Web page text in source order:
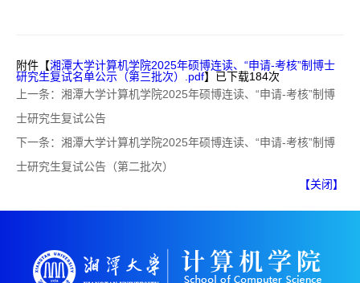
附件【湘潭大学计算机学院2025年硕博连读、“申请-考核”制博士
研究生复试名单公示（第三批次）.pdf】已下载184次
上一条： 湘潭大学计算机学院2025年硕博连读、“申请-考核”制博
士研究生复试公告
下一条： 湘潭大学计算机学院2025年硕博连读、“申请-考核”制博
士研究生复试公告（第二批次）
【关闭】